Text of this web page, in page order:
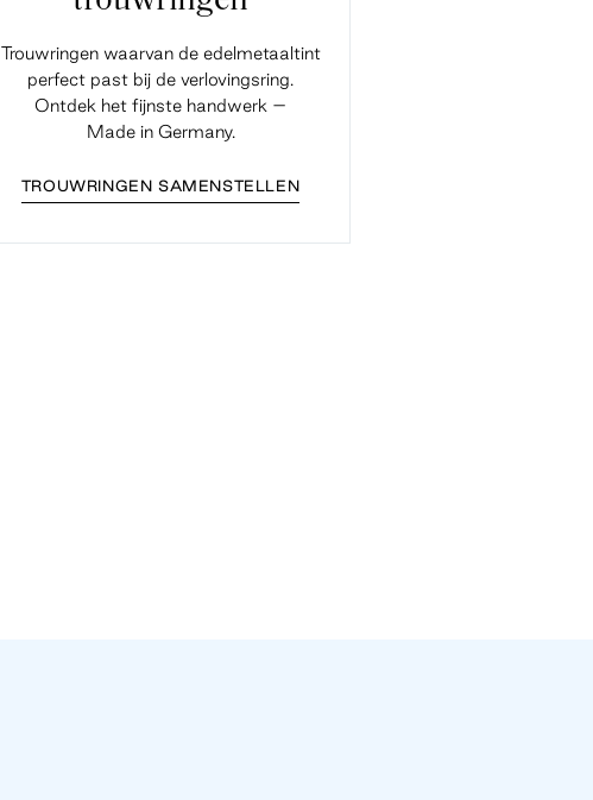
Trouwringen waarvan de edelmetaaltint
perfect past bij de verlovingsring.
Ontdek het fijnste handwerk –
Made in Germany.
TROUWRINGEN SAMENSTELLEN